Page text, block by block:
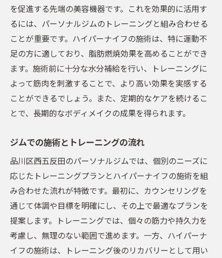
を促進する先端の美容機器です。これを効果的に活用す
るには、パーソナルジムのトレーニングと組み合わせる
ことが重要です。ハイパーナイフの施術は、特に運動不
足の方に適しており、脂肪燃焼効果を高めることができ
ます。施術前に十分な水分補給を行い、トレーニングに
よって筋肉を刺激することで、より高い効果を実感する
ことができるでしょう。また、定期的なケアを続けるこ
とで、長期的なボディメイクの成果を得られます。
ジムでの施術とトレーニングの流れ
品川区西五反田のパーソナルジムでは、個別のニーズに
応じたトレーニングプランとハイパーナイフの施術を組
み合わせた流れが特徴です。最初に、カウンセリングを
通じて体調や目標を明確にし、その上で最適なプランを
提案します。トレーニングでは、個々の筋力や持久力を
考慮し、無理のない範囲で進めます。一方、ハイパーナ
イフの施術は、トレーニング後のリカバリーとして用い